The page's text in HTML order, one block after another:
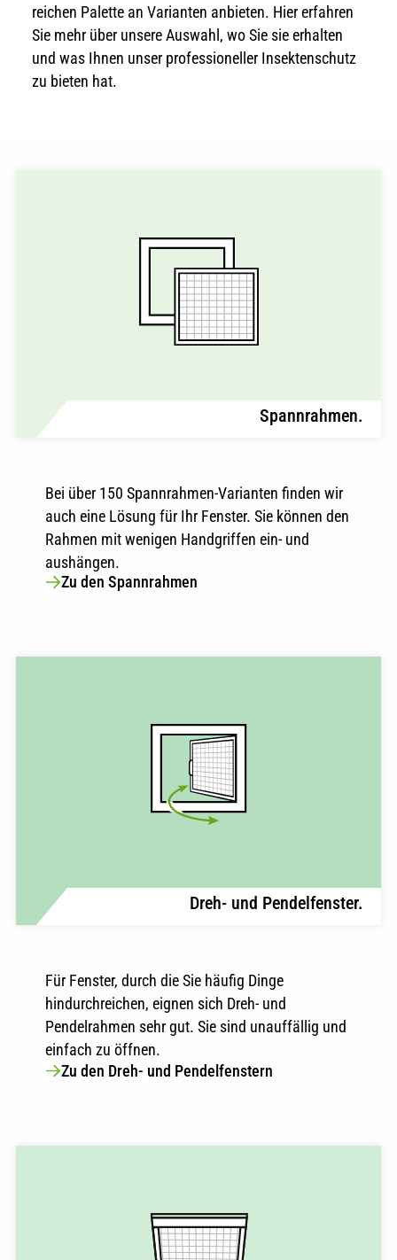
reichen Palette an Varianten anbieten. Hier erfahren
Sie mehr über unsere Auswahl, wo Sie sie erhalten
und was Ihnen unser professioneller Insektenschutz
zu bieten hat.
Spannrahmen.
Bei über 150 Spannrahmen-Varianten finden wir
auch eine Lösung für Ihr Fenster. Sie können den
Rahmen mit wenigen Handgriffen ein- und
aushängen.
Zu den Spannrahmen
Dreh- und Pendelfenster.
Für Fenster, durch die Sie häufig Dinge
hindurchreichen, eignen sich Dreh- und
Pendelrahmen sehr gut. Sie sind unauffällig und
einfach zu öffnen.
Zu den Dreh- und Pendelfenstern